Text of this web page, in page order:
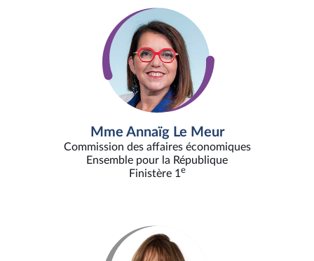
Mme Annaïg Le Meur
Commission des affaires économiques
Ensemble pour la République
Finistère 1 e